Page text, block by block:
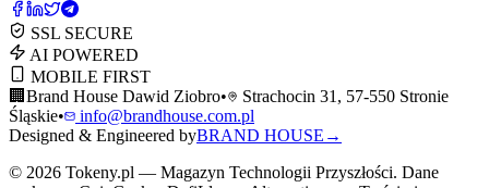
SSL SECURE
AI POWERED
MOBILE FIRST
🏢 Brand House Dawid Ziobro•
Strachocin 31, 57-550 Stronie
Śląskie•
info@brandhouse.com.pl
Designed & Engineered byBRAND HOUSE →
© 2026 Tokeny.pl — Magazyn Technologii Przyszłości. Dane